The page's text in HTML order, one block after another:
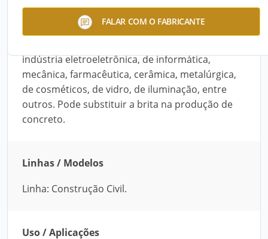
FALAR COM O FABRICANTE
O EPS em Pérolas Triturado e em Cubos,
desenvolvido pela Eme, é ideal para proteção de
indústria eletroeletrônica, de informática,
mecânica, farmacêutica, cerâmica, metalúrgica,
de cosméticos, de vidro, de iluminação, entre
outros. Pode substituir a brita na produção de
concreto.
Linhas / Modelos
Linha: Construção Civil.
Uso / Aplicações